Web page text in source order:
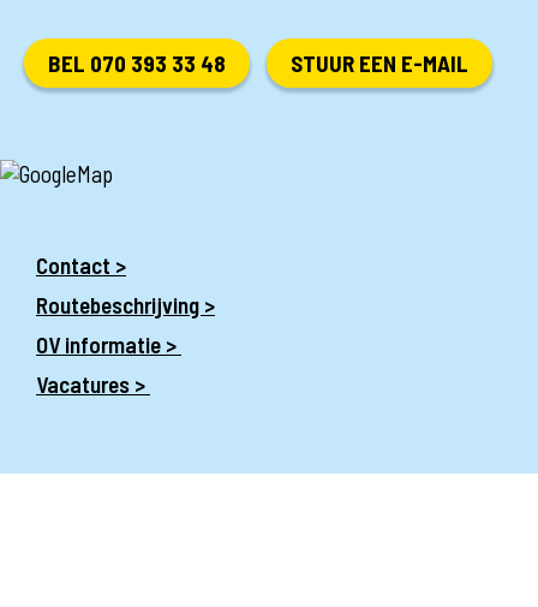
BEL 070 393 33 48 STUUR EEN E-MAIL
Contact >
Routebeschrijving >
OV informatie >
Vacatures >